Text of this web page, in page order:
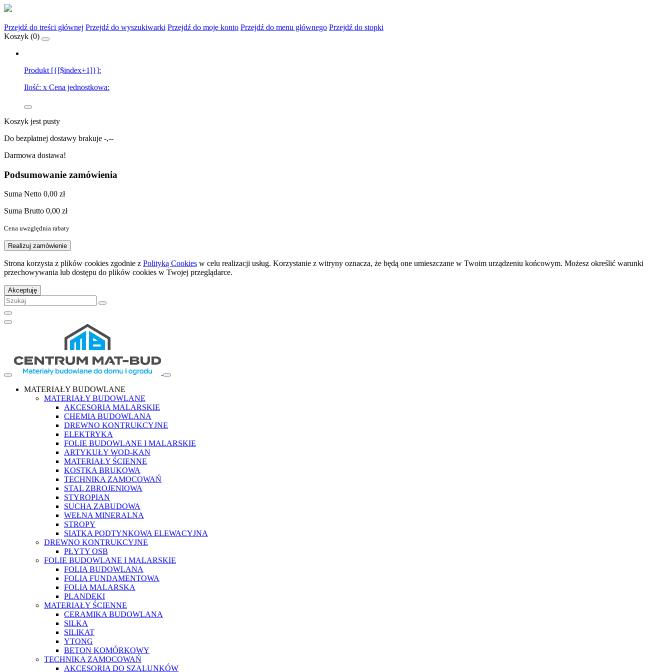
Przejdź do treści głównej Przejdź do wyszukiwarki Przejdź do moje konto Przejdź do menu głównego Przejdź do stopki
Koszyk (0)
Produkt [{[$index+1]}]:
Ilość: x Cena jednostkowa:
Koszyk jest pusty
Do bezpłatnej dostawy brakuje -,--
Darmowa dostawa!
Podsumowanie zamówienia
Suma Netto 0,00 zł
Suma Brutto 0,00 zł
Cena uwzględnia rabaty
Realizuj zamówienie
Strona korzysta z plików cookies zgodnie z Polityką Cookies w celu realizacji usług. Korzystanie z witryny oznacza, że będą one umieszczane w Twoim urządzeniu końcowym. Możesz określić warunki
przechowywania lub dostępu do plików cookies w Twojej przeglądarce.
Akceptuję
MATERIAŁY BUDOWLANE
MATERIAŁY BUDOWLANE
AKCESORIA MALARSKIE
CHEMIA BUDOWLANA
DREWNO KONTRUKCYJNE
ELEKTRYKA
FOLIE BUDOWLANE I MALARSKIE
ARTYKUŁY WOD-KAN
MATERIAŁY ŚCIENNE
KOSTKA BRUKOWA
TECHNIKA ZAMOCOWAŃ
STAL ZBROJENIOWA
STYROPIAN
SUCHA ZABUDOWA
WEŁNA MINERALNA
STROPY
SIATKA PODTYNKOWA ELEWACYJNA
DREWNO KONTRUKCYJNE
PŁYTY OSB
FOLIE BUDOWLANE I MALARSKIE
FOLIA BUDOWLANA
FOLIA FUNDAMENTOWA
FOLIA MALARSKA
PLANDEKI
MATERIAŁY ŚCIENNE
CERAMIKA BUDOWLANA
SILKA
SILIKAT
YTONG
BETON KOMÓRKOWY
TECHNIKA ZAMOCOWAŃ
AKCESORIA DO SZALUNKÓW